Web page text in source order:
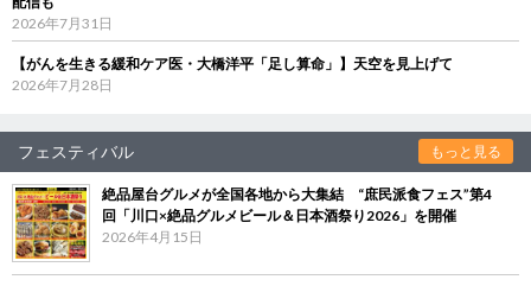
2026年7月31日
【がんを生きる緩和ケア医・大橋洋平「足し算命」】天空を見上げて
2026年7月28日
フェスティバル もっと見る
絶品屋台グルメが全国各地から大集結 “庶民派食フェス”第4
回「川口×絶品グルメビール＆日本酒祭り2026」を開催
2026年4月15日